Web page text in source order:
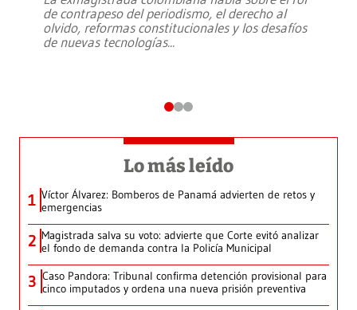
de contrapeso del periodismo, el derecho al
olvido, reformas constitucionales y los desafíos
de nuevas tecnologías...
Lo más leído
1 Víctor Álvarez: Bomberos de Panamá advierten de retos y
emergencias
2 Magistrada salva su voto: advierte que Corte evitó analizar
el fondo de demanda contra la Policía Municipal
3 Caso Pandora: Tribunal confirma detención provisional para
cinco imputados y ordena una nueva prisión preventiva